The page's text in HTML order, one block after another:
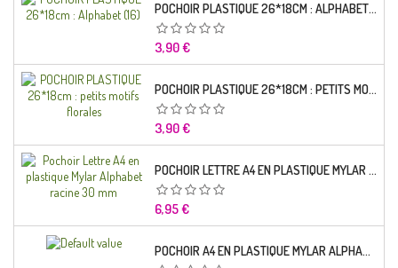
POCHOIR PLASTIQUE 26*18CM : ALPHABET (16)
Prix
3,90 €
POCHOIR PLASTIQUE 26*18CM : PETITS MOTIFS FLORALES
Prix
3,90 €
POCHOIR LETTRE A4 EN PLASTIQUE MYLAR ALPHABET RACINE 30 MM
Prix
6,95 €
POCHOIR A4 EN PLASTIQUE MYLAR ALPHABET LETTRE TYPO SEGOE 25 MM